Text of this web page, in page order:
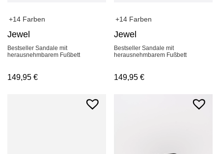
+14 Farben
Jewel
Bestseller Sandale mit
herausnehmbarem Fußbett
149,95 €
+14 Farben
Jewel
Bestseller Sandale mit
herausnehmbarem Fußbett
149,95€